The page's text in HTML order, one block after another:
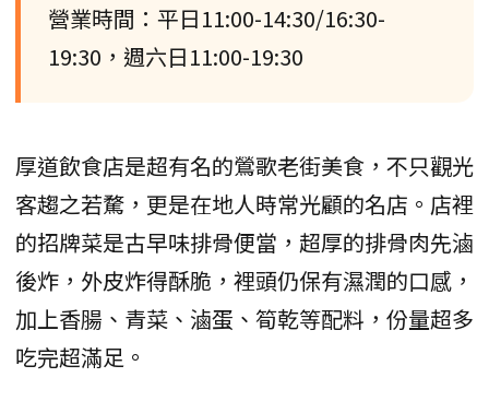
營業時間：平日11:00-14:30/16:30-
19:30，週六日11:00-19:30
厚道飲食店是超有名的鶯歌老街美食，不只觀光
客趨之若騖，更是在地人時常光顧的名店。店裡
的招牌菜是古早味排骨便當，超厚的排骨肉先滷
後炸，外皮炸得酥脆，裡頭仍保有濕潤的口感，
加上香腸、青菜、滷蛋、筍乾等配料，份量超多
吃完超滿足。